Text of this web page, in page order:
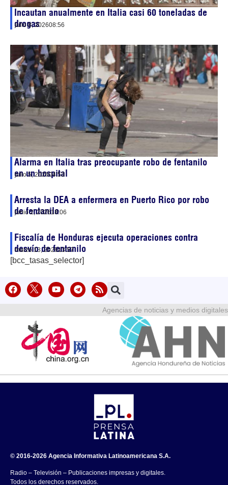
Incautan anualmente en Italia casi 60 toneladas de
drogas
julio 8, 202608:56
Alarma en Italia tras preocupante robo de fentanilo
en un hospital
julio 5, 202604:53
Arresta la DEA a enfermera en Puerto Rico por robo
de fentanilo
junio 2, 202618:06
Fiscalía de Honduras ejecuta operaciones contra
desvío de fentanilo
marzo 13, 202613:57
[bcc_tasas_selector]
Agencias de noticias y medios digitales
© 2016-2026 Agencia Informativa Latinoamericana S.A.
Radio – Televisión – Publicaciones impresas y digitales.
Todos los derechos reservados.